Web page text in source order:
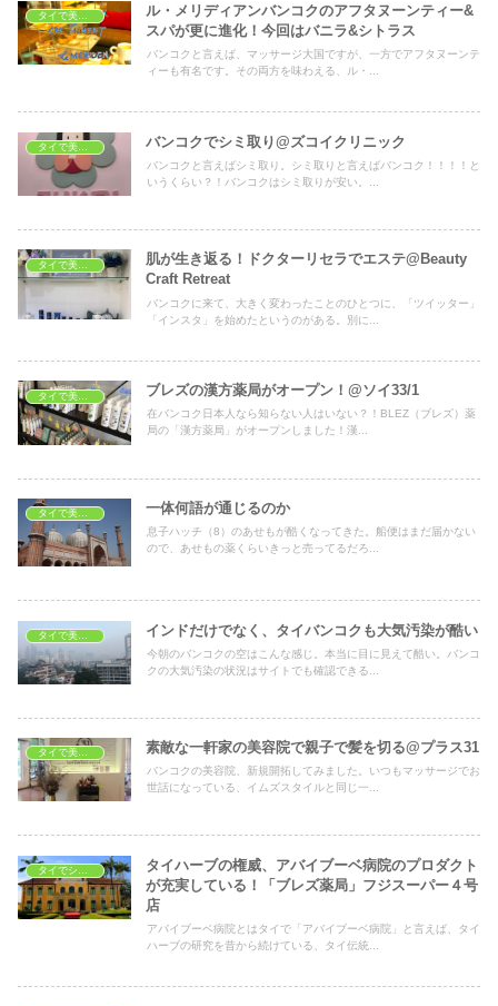
タイで美容・健康
ル・メリディアンバンコクのアフタヌーンティー&
スパが更に進化！今回はバニラ&シトラス
バンコクと言えば、マッサージ大国ですが、一方でアフタヌーンテ
ィーも有名です。その両方を味わえる、ル・...
バンコクでシミ取り@ズコイクリニック
バンコクと言えばシミ取り。シミ取りと言えばバンコク！！！！と
いうくらい？！バンコクはシミ取りが安い。...
肌が生き返る！ドクターリセラでエステ@Beauty
Craft Retreat
バンコクに来て、大きく変わったことのひとつに、「ツイッター」
「インスタ」を始めたというのがある。別に...
ブレズの漢方薬局がオープン！@ソイ33/1
在バンコク日本人なら知らない人はいない？！BLEZ（ブレズ）薬
局の「漢方薬局」がオープンしました！漢...
タイで美容・健康 一体何語が通じるのか
息子ハッチ（8）のあせもが酷くなってきた。船便はまだ届かない
ので、あせもの薬くらいきっと売ってるだろ...
インドだけでなく、タイバンコクも大気汚染が酷い
今朝のバンコクの空はこんな感じ。本当に目に見えて酷い。バンコ
クの大気汚染の状況はサイトでも確認できる...
タイで美容・健康 素敵な一軒家の美容院で親子で髪を切る@プラス31
バンコクの美容院、新規開拓してみました。いつもマッサージでお
世話になっている、イムズスタイルと同じ一...
タイでショッピング
タイハーブの権威、アバイブーベ病院のプロダクト
が充実している！「ブレズ薬局」フジスーパー４号
店
アバイブーベ病院とはタイで「アバイブーベ病院」と言えば、タイ
ハーブの研究を昔から続けている、タイ伝統...